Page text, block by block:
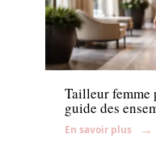
Mode
Tailleur femme
guide des
En savoir plus